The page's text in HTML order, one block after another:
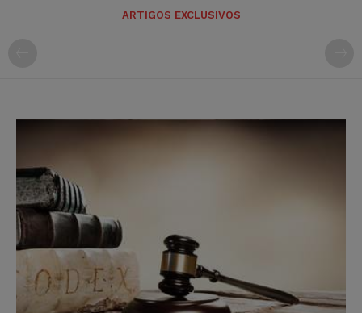
ARTIGOS EXCLUSIVOS